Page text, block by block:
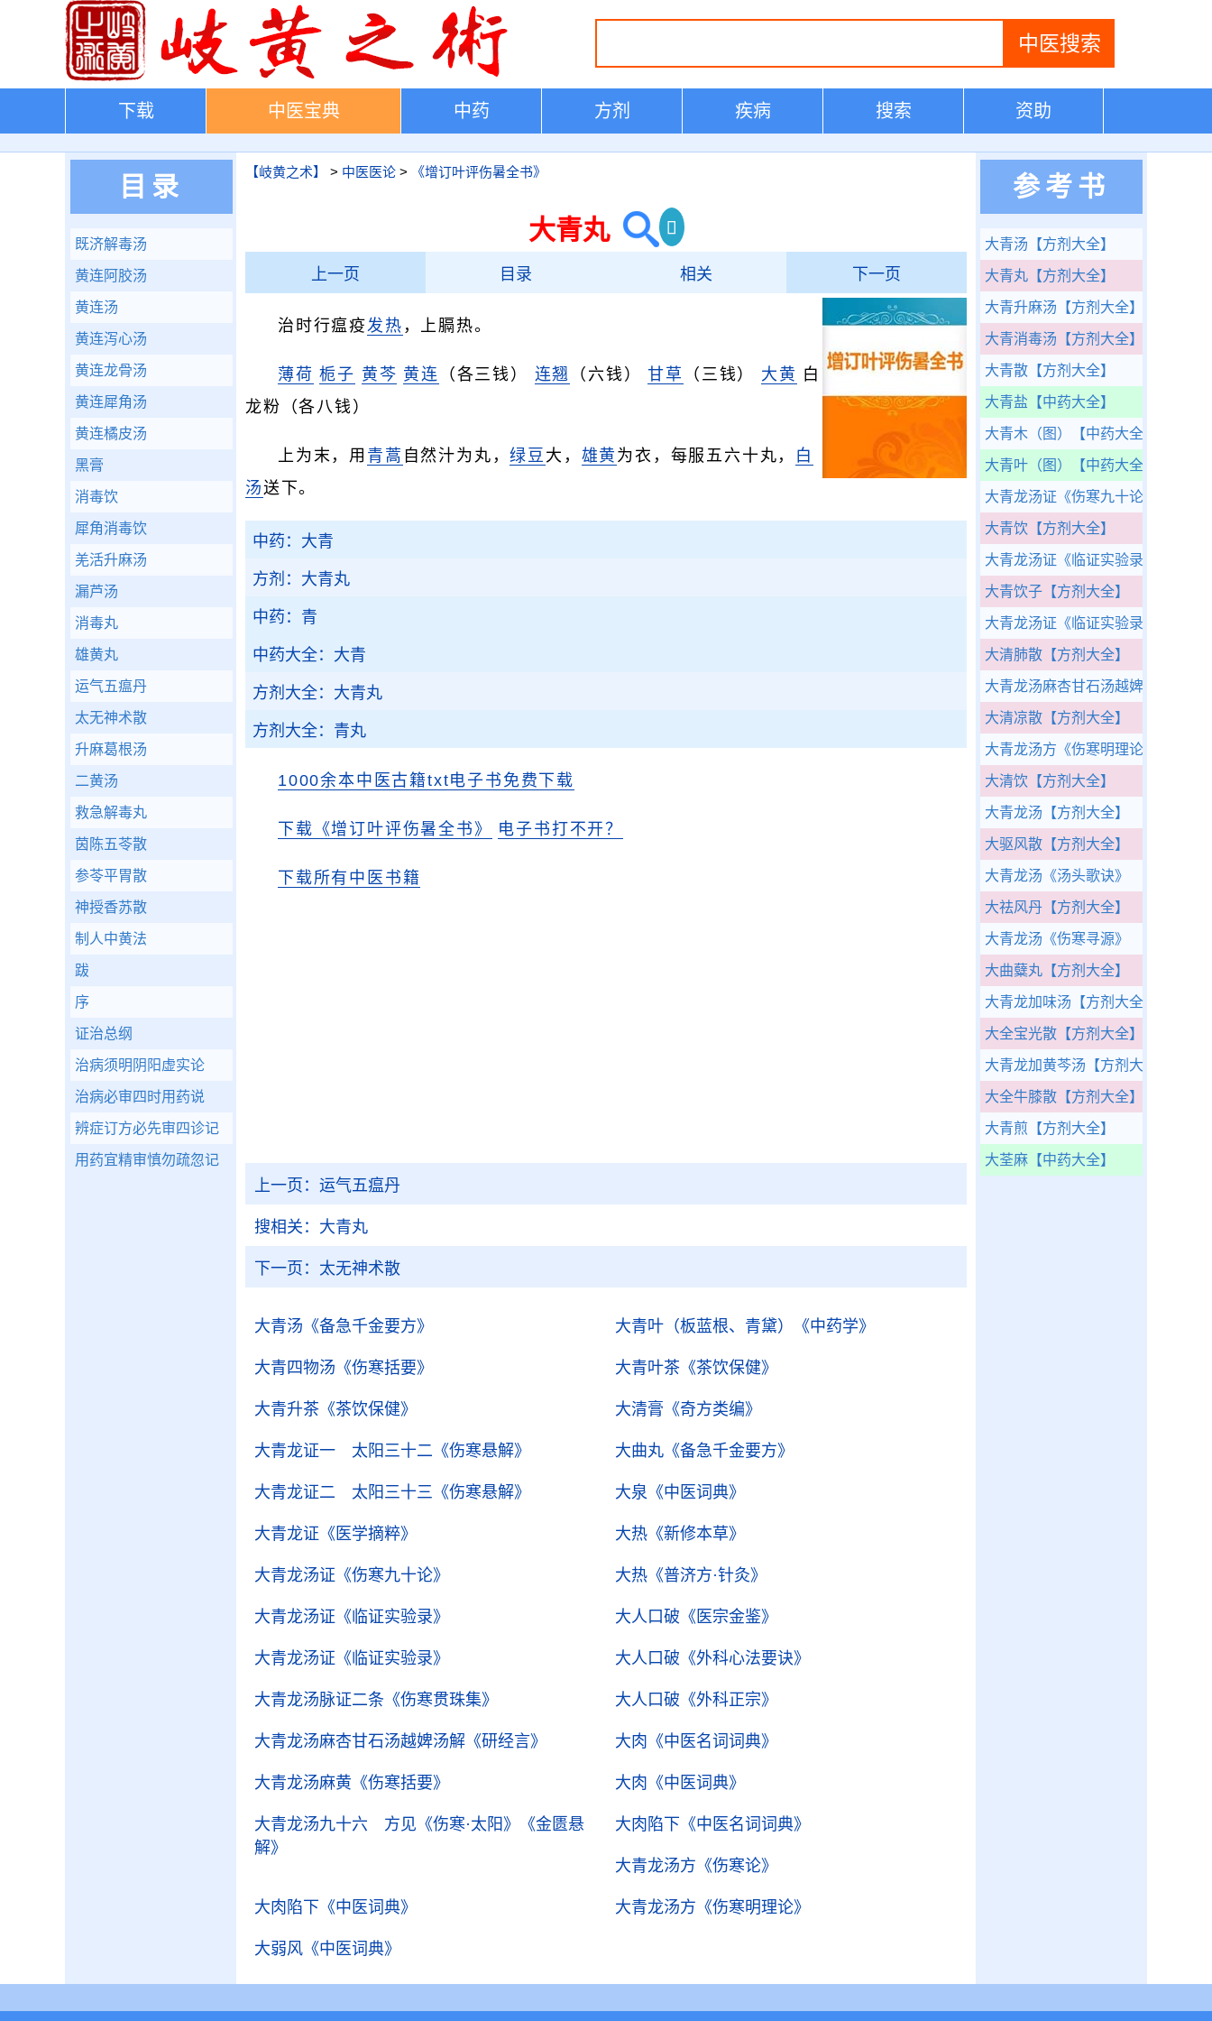
下载 中医宝典 中药 方剂 疾病 搜索 资助
【岐黄之术】 > 中医医论 > 《增订叶评伤暑全书》
大青丸
上一页 目录 相关 下一页
治时行瘟疫发热 ，上膈热。
薄荷 栀子 黄芩 黄连 （各三钱） 连翘 （六钱）甘草 （三钱） 大黄 白
龙粉（各八钱）
上为末，用 青蒿 自然汁为丸，绿豆 大， 雄黄 为衣，每服五六十丸， 白
汤送下。
中药：大青
方剂：大青丸
中药：青
中药大全：大青
方剂大全：大青丸
方剂大全：青丸
1000余本中医古籍txt电子书免费下载
下载《增订叶评伤暑全书》 电子书打不开？
下载所有中医书籍
上一页： 运气五瘟丹
搜相关： 大青丸
下一页： 太无神术散
大青汤 《备急千金要方》 大青叶（板蓝根、青黛） 《中药学》
大青四物汤 《伤寒括要》 大青叶茶 《茶饮保健》
大青升茶 《茶饮保健》 大清膏 《奇方类编》
大青龙证一 太阳三十二 《伤寒悬解》 大曲丸 《备急千金要方》
大青龙证二 太阳三十三 《伤寒悬解》 大泉 《中医词典》
大青龙证 《医学摘粹》 大热 《新修本草》
大青龙汤证 《伤寒九十论》 大热 《普济方·针灸》
大青龙汤证 《临证实验录》 大人口破 《医宗金鉴》
大青龙汤证 《临证实验录》 大人口破 《外科心法要诀》
大青龙汤脉证二条 《伤寒贯珠集》 大人口破 《外科正宗》
大青龙汤麻杏甘石汤越婢汤解 《研经言》 大肉 《中医名词词典》
大青龙汤麻黄 《伤寒括要》 大肉 《中医词典》
大青龙汤九十六 方见《伤寒·太阳》
《金匮悬
解》
大肉陷下 《中医名词词典》
大青龙汤方 《伤寒论》
大肉陷下 《中医词典》 大青龙汤方 《伤寒明理论》
大弱风 《中医词典》
目录
既济解毒汤
黄连阿胶汤
黄连汤
黄连泻心汤
黄连龙骨汤
黄连犀角汤
黄连橘皮汤
黑膏
消毒饮
犀角消毒饮
羌活升麻汤
漏芦汤
消毒丸
雄黄丸
运气五瘟丹
太无神术散
升麻葛根汤
二黄汤
救急解毒丸
茵陈五苓散
参苓平胃散
神授香苏散
制人中黄法
跋
序
证治总纲
治病须明阴阳虚实论
治病必审四时用药说
辨症订方必先审四诊记
用药宜精审慎勿疏忽记
参考书
大青汤 【方剂大全】
大青丸 【方剂大全】
大青升麻汤 【方剂大全】
大青消毒汤 【方剂大全】
大青散 【方剂大全】
大青盐 【中药大全】
大青木（图） 【中药大全】
大青叶（图） 【中药大全】
大青龙汤证 《伤寒九十论》
大青饮 【方剂大全】
大青龙汤证 《临证实验录》
大青饮子 【方剂大全】
大青龙汤证 《临证实验录》
大清肺散 【方剂大全】
大青龙汤麻杏甘石汤越婢汤解
大清凉散 【方剂大全】
大青龙汤方 《伤寒明理论》
大清饮 【方剂大全】
大青龙汤 【方剂大全】
大驱风散 【方剂大全】
大青龙汤 《汤头歌诀》
大祛风丹 【方剂大全】
大青龙汤 《伤寒寻源》
大曲糵丸 【方剂大全】
大青龙加味汤 【方剂大全】
大全宝光散 【方剂大全】
大青龙加黄芩汤 【方剂大全】
大全牛膝散 【方剂大全】
大青煎 【方剂大全】
大荃麻 【中药大全】